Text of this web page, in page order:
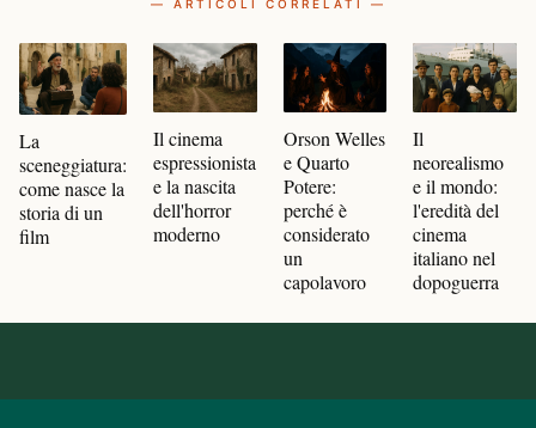
— ARTICOLI CORRELATI —
La
sceneggiatura:
come nasce la
storia di un
film
Il cinema
espressionista
e la nascita
dell'horror
moderno
Orson Welles
e Quarto
Potere:
perché è
considerato
un
capolavoro
Il
neorealismo
e il mondo:
l'eredità del
cinema
italiano nel
dopoguerra